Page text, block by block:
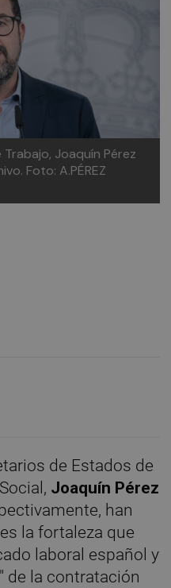
Joaquín Pérez
Foto: A.PÉREZ
de Estados de
Joaquín Pérez
han
la fortaleza que
laboral español y
de la contratación